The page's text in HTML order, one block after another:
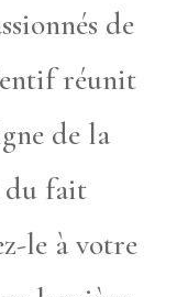
de
réunit
de la
du fait
le à votre